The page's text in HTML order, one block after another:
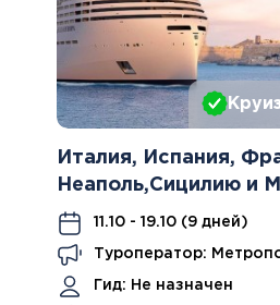
Италия, Испания,
Неаполь,Сицилию и
11.10 - 19.10 (9 дней)
Туроператор:
Гид: Не назначен